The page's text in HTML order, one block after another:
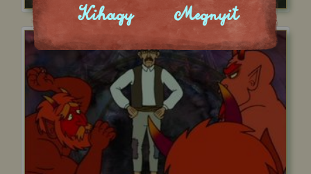
Kihagy Megnyit